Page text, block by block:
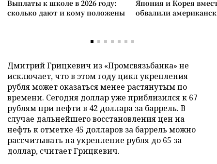
Выплаты к школе в 2026 году:
сколько дают и кому положены
Япония и Корея
обвалили
Дмитрий Грицкевич из «Промсвязьбанка» не
исключает, что в этом году цикл укрепления
рубля может оказаться менее растянутым по
времени. Сегодня доллар уже приблизился к 67
рублям при нефти в 42 доллара за баррель. В
случае дальнейшего восстановления цен на
нефть к отметке 45 долларов за баррель можно
рассчитывать на укрепление рубля до 65 за
доллар, считает Грицкевич.